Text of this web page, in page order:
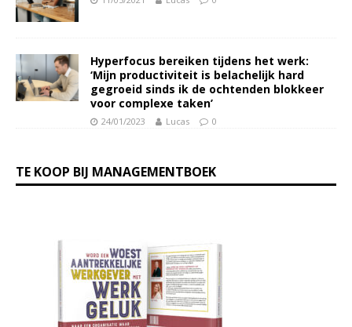
Hyperfocus bereiken tijdens het werk:
‘Mijn productiviteit is belachelijk hard
gegroeid sinds ik de ochtenden blokkeer
voor complexe taken’
24/01/2023 Lucas 0
TE KOOP BIJ MANAGEMENTBOEK